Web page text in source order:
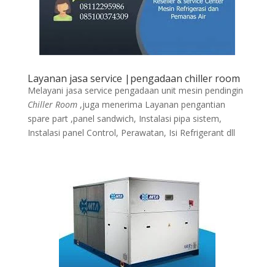
Layanan jasa service |pengadaan chiller room
Melayani jasa service pengadaan unit mesin pendingin
Chiller Room,juga menerima Layanan pengantian
spare part ,panel sandwich, Instalasi pipa sistem,
Instalasi panel Control, Perawatan, Isi Refrigerant dll